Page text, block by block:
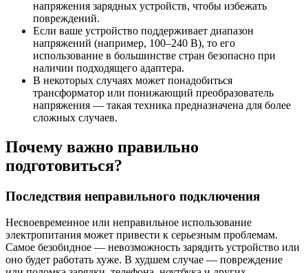
напряжения зарядных устройств, чтобы избежать
повреждений.
Если ваше устройство поддерживает диапазон
напряжений (например, 100–240 В), то его
использование в большинстве стран безопасно при
наличии подходящего адаптера.
В некоторых случаях может понадобиться
трансформатор или понижающий преобразователь
напряжения — такая техника предназначена для более
сложных случаев.
Почему важно правильно
подготовиться?
Последствия неправильного подключения
Несвоевременное или неправильное использование
электропитания может привести к серьезным проблемам.
Самое безобидное — невозможность зарядить устройство или
оно будет работать хуже. В худшем случае — повреждение